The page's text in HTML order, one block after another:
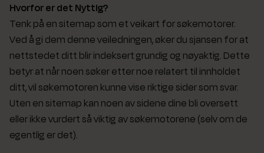
Hvorfor er det Nyttig?
Tenk på en sitemap som et veikart for søkemotorer.
Ved å gi dem denne veiledningen, øker du sjansen for at
nettstedet ditt blir indeksert grundig og nøyaktig. Dette
betyr at når noen søker etter noe relatert til innholdet
ditt, vil søkemotoren kunne vise riktige sider som svar.
Uten en sitemap kan noen av sidene dine bli oversett
eller ikke vurdert så viktig av søkemotorene (selv om de
egentlig er det).